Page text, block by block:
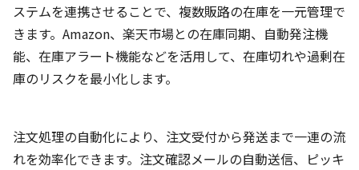
ステムを連携させることで、複数販路の在庫を一元管理で
きます。Amazon、楽天市場との在庫同期、自動発注機
能、在庫アラート機能などを活用して、在庫切れや過剰在
庫のリスクを最小化します。
注文処理の自動化により、注文受付から発送まで一連の流
れを効率化できます。注文確認メールの自動送信、ピッキ